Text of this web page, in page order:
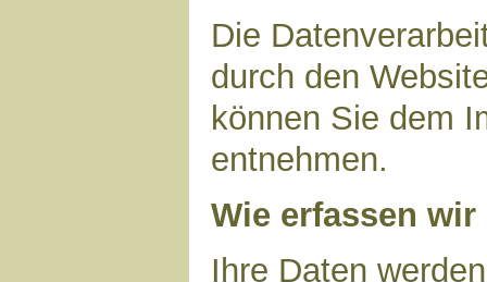
Die
durch den
können Sie dem
entnehmen.
Wie erfassen wir
Ihre Daten